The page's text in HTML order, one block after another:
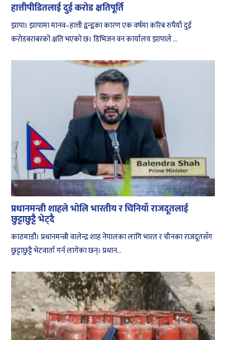
हात्तीपीडितलाई दुई करोड क्षतिपूर्ति
झापा। झापामा मानव–हात्ती द्वन्द्वका कारण एक वर्षमा करिब रुपैयाँ दुई
करोडबराबरको क्षति भएको छ। डिभिजन वन कार्यालय झापाले ...
प्रधानमन्त्री शाहले भोलि भारतीय र चिनियाँ राजदूतलाई
छुट्टाछुट्टै भेट्दै
काठमाडौं। प्रधानमन्त्री वालेन्द्र शाह नेपालका लागि भारत र चीनका राजदूतसँग
छुट्टाछुट्टै भेटवार्ता गर्न लागेका छन्। प्रधान...